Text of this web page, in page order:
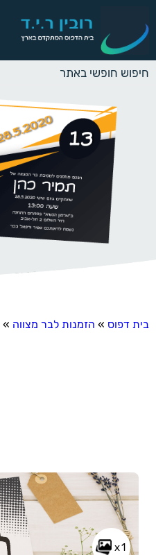
בית דפוס » הזמנות לבר מצווה »
x1